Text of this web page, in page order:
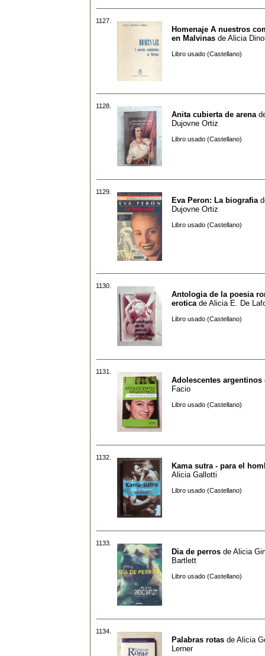
1127.
Homenaje A nuestros
en Malvinas de Alicia
Libro usado (Castellano)
1128.
Anita cubierta de arena
Dujovne Ortiz
Libro usado (Castellano)
1129.
Eva Peron: La biografia
Dujovne Ortiz
Libro usado (Castellano)
1130.
Antologia de la poesia
erotica de Alicia E. De
Libro usado (Castellano)
1131.
Adolescentes argentinos
Facio
Libro usado (Castellano)
1132.
Kama sutra - para el
Alicia Gallotti
Libro usado (Castellano)
1133.
Dia de perros de Alicia
Bartlett
Libro usado (Castellano)
1134.
Palabras rotas de Alicia
Lerner